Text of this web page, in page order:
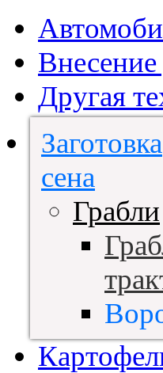
Другая
Заготовка
сена
Грабли